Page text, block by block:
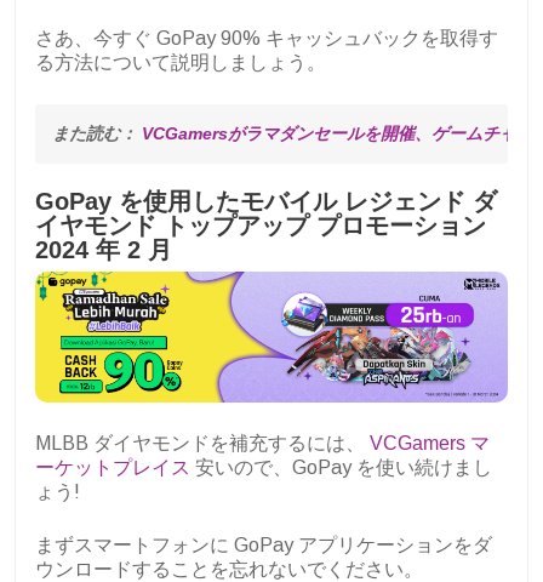
さあ、今すぐ GoPay 90% キャッシュバックを取得す
る方法について説明しましょう。
また読む： VCGamersがラマダンセールを開催、ゲームチャー
GoPay を使用したモバイル レジェンド ダ
イヤモンド トップアップ プロモーション
2024 年 2 月
MLBB ダイヤモンドを補充するには、 VCGamers マ
ーケットプレイス 安いので、GoPay を使い続けまし
ょう!
まずスマートフォンに GoPay アプリケーションをダ
ウンロードすることを忘れないでください。